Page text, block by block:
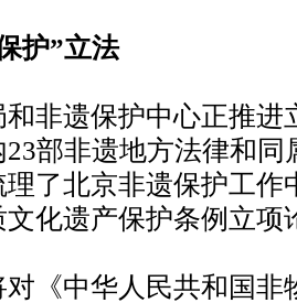
护”立法
遗保护中心正推进
部非遗地方法律和
了北京非遗保护工作
文化遗产保护条例立
中华人民共和国非